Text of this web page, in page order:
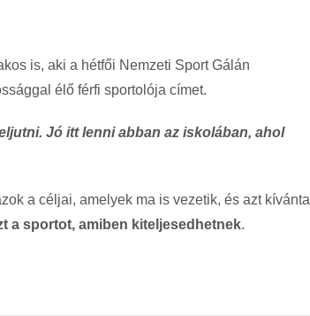
is, aki a hétfői Nemzeti Sport Gálán
élő férfi sportolója címet.
Jó itt lenni abban az iskolában, ahol
a céljai, amelyek ma is vezetik, és azt kívánta
a sportot, amiben kiteljesedhetnek.